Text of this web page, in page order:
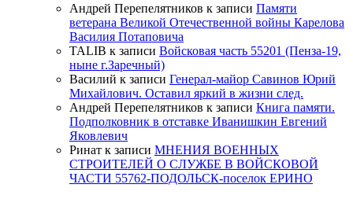
Андрей Перепелятников к записи Памяти
ветерана Великой Отечественной войны Карелова
Василия Потаповича
TALIB к записи Войсковая часть 55201 (Пенза-19,
ныне г.Заречный)
Василий к записи Генерал-майор Савинов Юрий
Михайлович. Оставил яркий в жизни след.
Андрей Перепелятников к записи Книга памяти.
Подполковник в отставке Иванишкин Евгений
Яковлевич
Ринат к записи МНЕНИЯ ВОЕННЫХ
СТРОИТЕЛЕЙ О СЛУЖБЕ В ВОЙСКОВОЙ
ЧАСТИ 55762-ПОДОЛЬСК-поселок ЕРИНО